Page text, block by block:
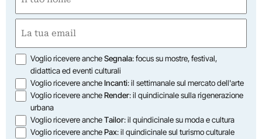
(Required)
(Required)
Opzioni
Voglio ricevere ancheSegnala: focus su mostre, festival,
didattica ed eventi culturali
Voglio ricevere ancheIncanti: il settimanale sul mercato dell'arte
Voglio ricevere ancheRender: il quindicinale sulla rigenerazione
urbana
Voglio ricevere ancheTailor: il quindicinale su moda e cultura
Voglio ricevere anchePax: il quindicinale sul turismo culturale